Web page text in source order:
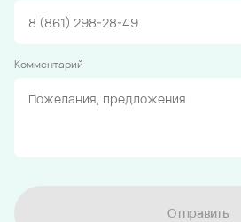
Комментарий
Отправить